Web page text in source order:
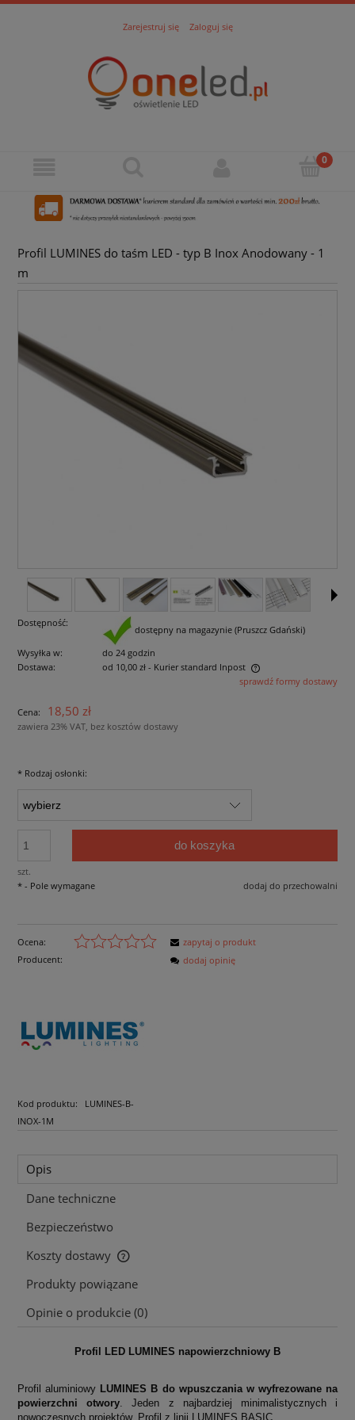
Zarejestruj się Zaloguj się
Profil LUMINES do taśm LED - typ B Inox Anodowany - 1
m
Dostępność:
dostępny na magazynie (Pruszcz Gdański)
Wysyłka w:
do 24 godzin
Dostawa:
od 10,00 zł - Kurier standard Inpost
Cena nie zawiera ewentualnych kosztów płatnościsprawdź formy dostawy
Cena: 18,50 zł
zawiera 23% VAT, bez kosztów dostawy
* Rodzaj osłonki:
szt.
do koszyka
dodaj do przechowalni
* - Pole wymagane
Ocena:
Producent:
Kod produktu:
LUMINES-B-
INOX-1M
zapytaj o produkt
dodaj opinię
Opis
Dane techniczne
Bezpieczeństwo
Koszty dostawy
Cena nie zawiera ewentualnych kosztów płatności
Produkty powiązane
Opinie o produkcie (0)
Profil LED LUMINES napowierzchniowy B
Profil aluminiowy LUMINES B do wpuszczania w wyfrezowane na
powierzchni otwory. Jeden z najbardziej minimalistycznych i
nowoczesnych projektów. Profil z linii LUMINES BASIC.